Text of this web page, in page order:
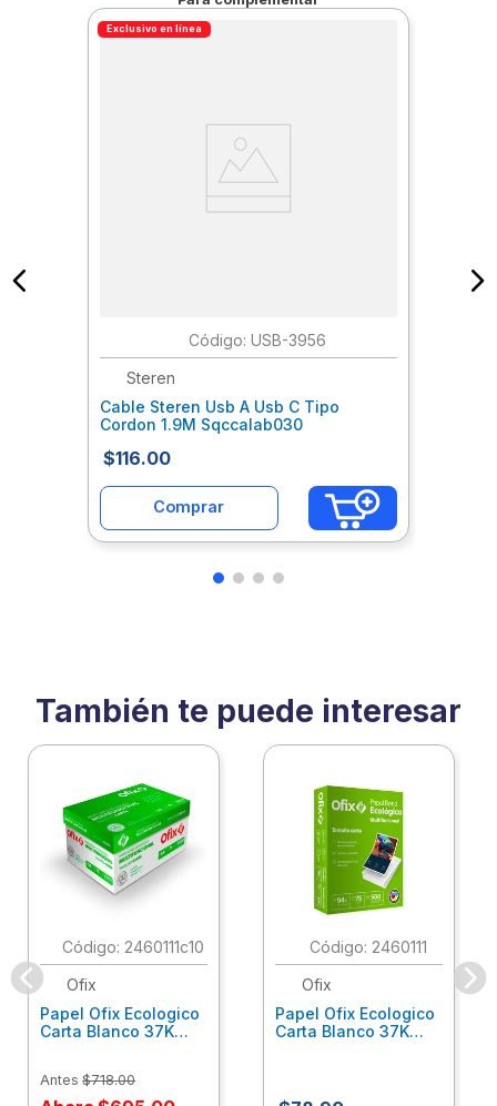
Exclusivo en línea
: USB-3956
Steren
Cable Steren Usb A Usb C Tipo
Cordon 1.9M Sqccalab030
$116.00
Comprar
También te puede interesar
: 2460111c10
Ofix
Papel Ofix Ecologico
Carta Blanco 37K
Antes $718.00
: 2460111
Ofix
Papel Ofix Ecologico
Carta Blanco 37K